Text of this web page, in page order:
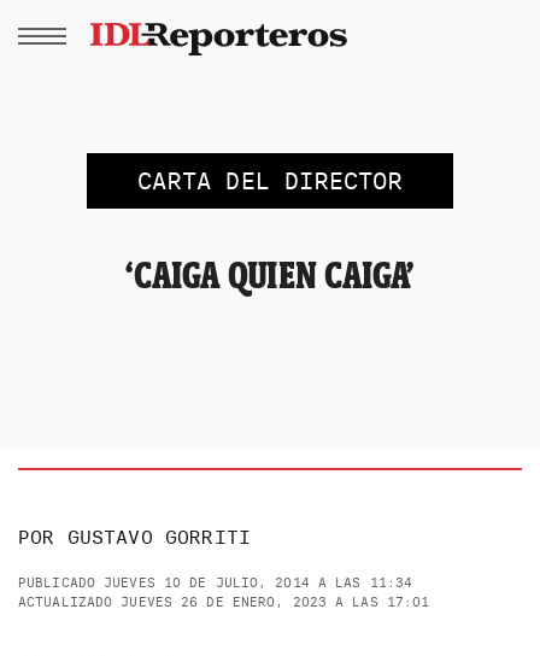
CARTA DEL DIRECTOR
‘CAIGA QUIEN CAIGA’
POR GUSTAVO GORRITI
PUBLICADO JUEVES 10 DE JULIO, 2014 A LAS 11:34
ACTUALIZADO JUEVES 26 DE ENERO, 2023 A LAS 17:01